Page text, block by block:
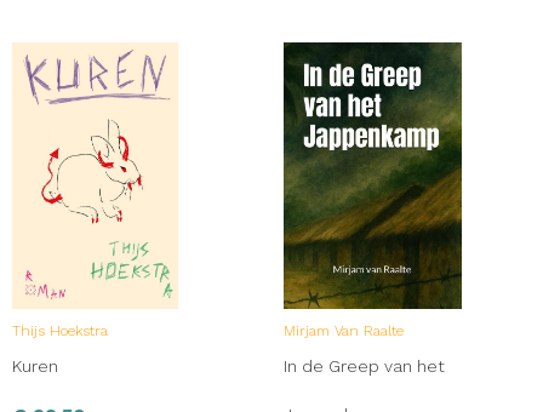
Thijs Hoekstra
Kuren
Mirjam Van Raalte
In de Greep van het